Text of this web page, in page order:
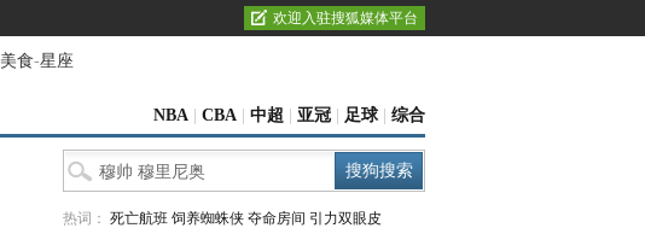
欢迎入驻搜狐媒体平台
美食-星座
NBA CBA 中超 亚冠 足球 综合
热词： 死亡航班 饲养蜘蛛侠 夺命房间 引力双眼皮